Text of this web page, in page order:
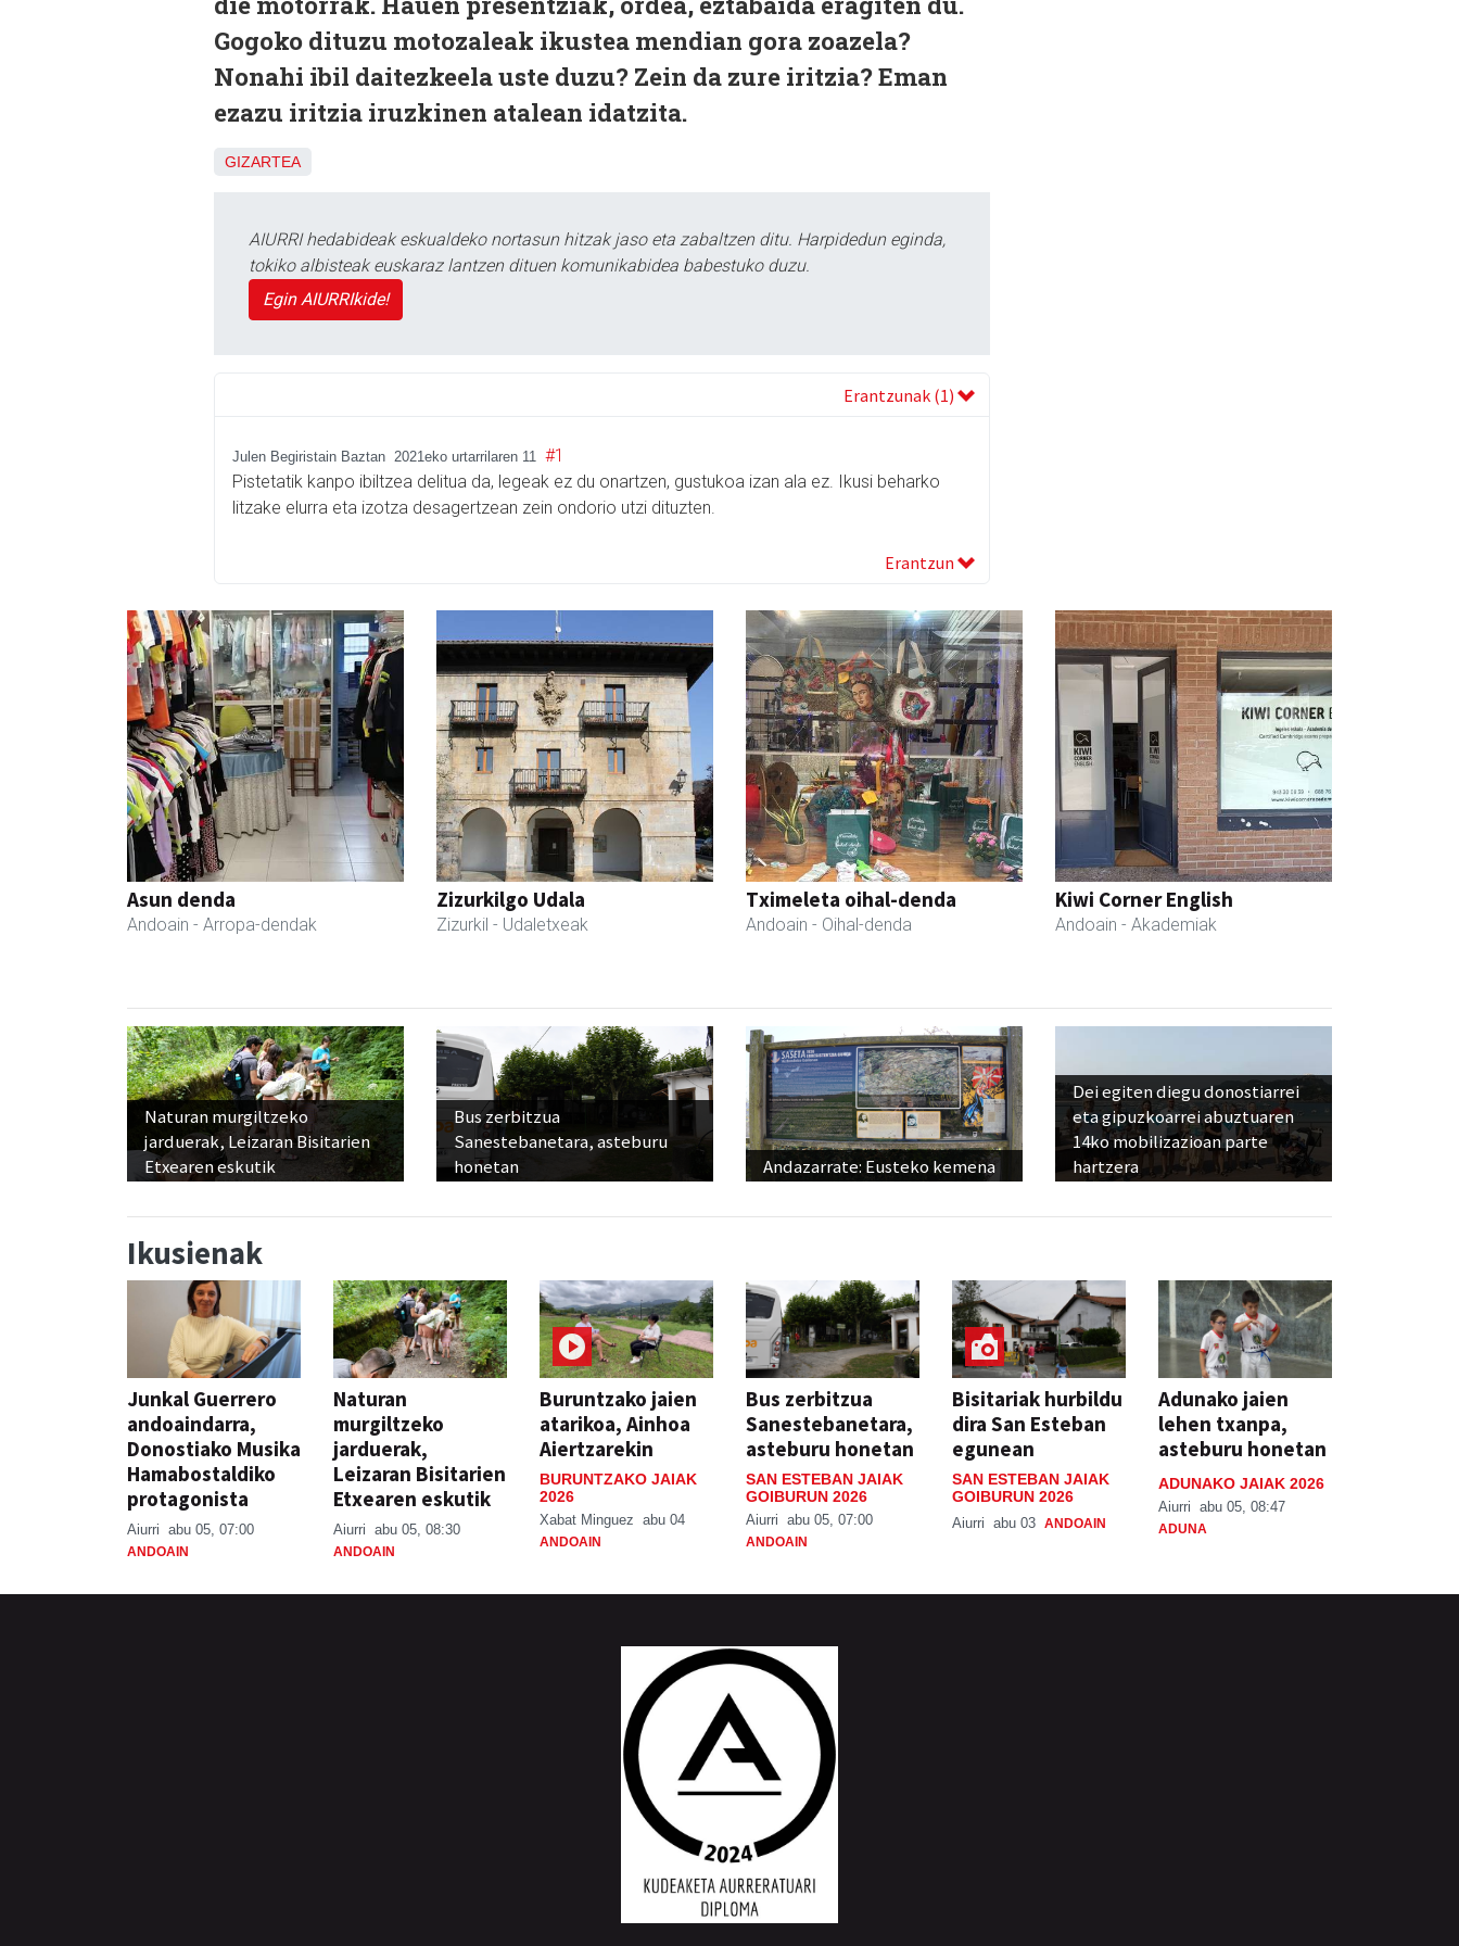
Gogoko dituzu motozaleak ikustea mendian gora zoazela?
Nonahi ibil daitezkeela uste duzu? Zein da zure iritzia? Eman
ezazu iritzia iruzkinen atalean idatzita.
GIZARTEA
AIURRI hedabideak eskualdeko nortasun hitzak jaso eta zabaltzen ditu. Harpidedun eginda,
tokiko albisteak euskaraz lantzen dituen komunikabidea babestuko duzu.
Egin AIURRIkide!
Erantzunak (1)
Julen Begiristain Baztan 2021eko urtarrilaren 11 #1
Pistetatik kanpo ibiltzea delitua da, legeak ez du onartzen, gustukoa izan ala ez. Ikusi beharko
litzake elurra eta izotza desagertzean zein ondorio utzi dituzten.
Erantzun
Asun denda
Andoain - Arropa-dendak
Zizurkilgo Udala
Zizurkil - Udaletxeak
Tximeleta oihal-denda
Andoain - Oihal-denda
Kiwi Corner English
Andoain - Akademiak
Naturan murgiltzeko
jarduerak, Leizaran Bisitarien
Etxearen eskutik
Bus zerbitzua
Sanestebanetara, asteburu
honetan
Andazarrate: Eusteko kemena
Dei egiten diegu donostiarrei
eta gipuzkoarrei abuztuaren
14ko mobilizazioan parte
hartzera
Ikusienak
Junkal Guerrero
andoaindarra,
Donostiako Musika
Hamabostaldiko
protagonista
Aiurri abu 05, 07:00
ANDOAIN
Naturan
murgiltzeko
jarduerak,
Leizaran Bisitarien
Etxearen eskutik
Aiurri abu 05, 08:30
ANDOAIN
Buruntzako jaien
atarikoa, Ainhoa
Aiertzarekin
BURUNTZAKO JAIAK
2026
Xabat Minguez abu 04
ANDOAIN
Bus zerbitzua
Sanestebanetara,
asteburu honetan
SAN ESTEBAN JAIAK
GOIBURUN 2026
Aiurri abu 05, 07:00
ANDOAIN
Bisitariak hurbildu
dira San Esteban
egunean
SAN ESTEBAN JAIAK
GOIBURUN 2026
Aiurri abu 03 ANDOAIN
Adunako jaien
lehen txanpa,
asteburu honetan
ADUNAKO JAIAK 2026
Aiurri abu 05, 08:47
ADUNA